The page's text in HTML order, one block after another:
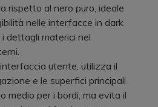
rispetto al nero puro, ideale
nelle interfacce in dark
dettagli materici nel
utente, utilizza il
e le superfici principali
medio per i bordi, ma evita il